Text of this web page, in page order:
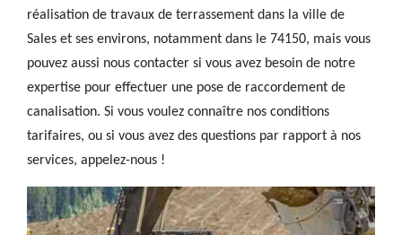
réalisation de travaux de terrassement dans la ville de
Sales et ses environs, notamment dans le 74150, mais vous
pouvez aussi nous contacter si vous avez besoin de notre
expertise pour effectuer une pose de raccordement de
canalisation. Si vous voulez connaître nos conditions
tarifaires, ou si vous avez des questions par rapport à nos
services, appelez-nous !